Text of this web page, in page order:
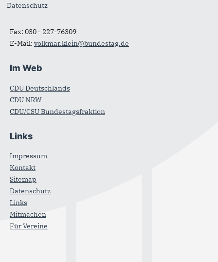
11011Berlin
Fax: 030 - 227-76309
E-Mail: volkmar.klein@bundestag.de
Im Web
CDU Deutschlands
CDU NRW
CDU/CSU Bundestagsfraktion
Links
Impressum
Kontakt
Sitemap
Datenschutz
Links
Mitmachen
Für Vereine
Datenschutz